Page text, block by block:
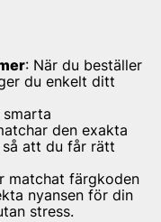
: När du beställer
du enkelt ditt
smarta
den exakta
att du får rätt
matchat färgkoden
nyansen för din
stress.